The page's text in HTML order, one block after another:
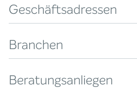
Geschäftsadressen
Branchen
Beratungsanliegen